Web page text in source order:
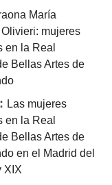
María
mujeres
en la Real
Bellas Artes de
Las mujeres
en la Real
Bellas Artes de
en el Madrid del
XIX